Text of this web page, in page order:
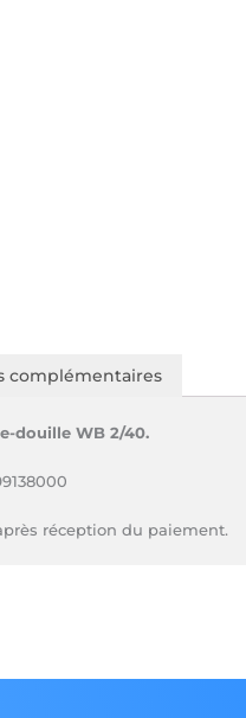
complémentaires
douille WB 2/40.
réception du paiement.